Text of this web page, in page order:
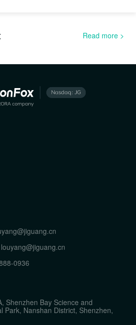
Read more >
louyang@jiguang.cn
0936
Shenzhen Bay Science and
Park, Nanshan District, Shenzhen,